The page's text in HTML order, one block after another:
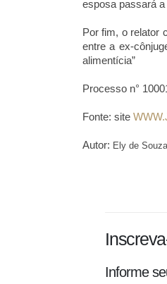
esposa passará
Por fim, o relator
entre a ex-
alimentícia”
Processo n°
Fonte: site
Autor: Ely de
Informe